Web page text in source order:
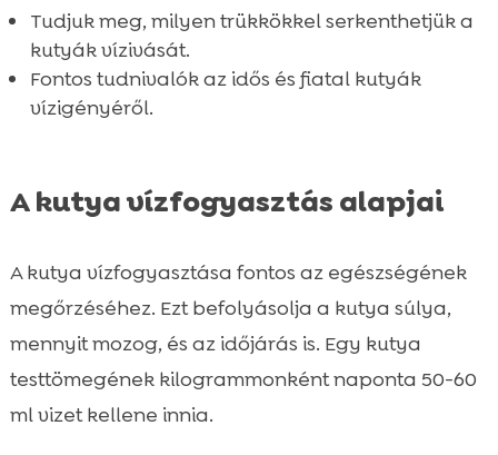
Tudjuk meg, milyen trükkökkel serkenthetjük a
kutyák vízivását.
Fontos tudnivalók az idős és fiatal kutyák
vízigényéről.
A kutya vízfogyasztás alapjai
A kutya vízfogyasztása fontos az egészségének
megőrzéséhez. Ezt befolyásolja a kutya súlya,
mennyit mozog, és az időjárás is. Egy kutya
testtömegének kilogrammonként naponta 50-60
ml vizet kellene innia.